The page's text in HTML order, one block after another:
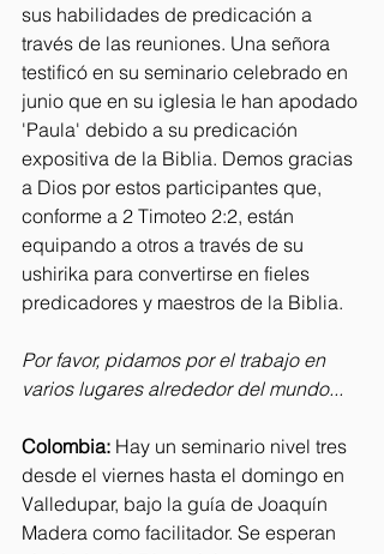
sus habilidades de predicación a
través de las reuniones. Una señora
testificó en su seminario celebrado en
junio que en su iglesia le han apodado
'Paula' debido a su predicación
expositiva de la Biblia. Demos gracias
a Dios por estos participantes que,
conforme a 2 Timoteo 2:2, están
equipando a otros a través de su
ushirika para convertirse en fieles
predicadores y maestros de la Biblia.
Por favor, pidamos por el trabajo en
varios lugares alrededor del mundo...
Colombia: Hay un seminario nivel tres
desde el viernes hasta el domingo en
Valledupar, bajo la guía de Joaquín
Madera como facilitador. Se esperan